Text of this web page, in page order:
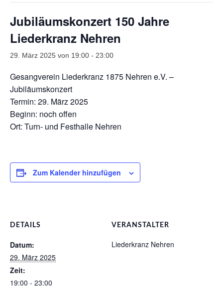
Jubiläumskonzert 150 Jahre
Liederkranz Nehren
29. März 2025 von 19:00 - 23:00
Gesangverein Liederkranz 1875 Nehren e.V. –
Jubiläumskonzert
Termin: 29. März 2025
Beginn: noch offen
Ort: Turn- und Festhalle Nehren
Zum Kalender hinzufügen
DETAILS
Datum:
29. März 2025
Zeit:
19:00 - 23:00
VERANSTALTER
Liederkranz Nehren